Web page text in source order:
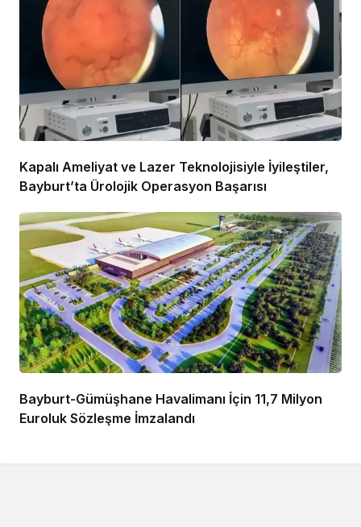
Kapalı Ameliyat ve Lazer Teknolojisiyle İyileştiler,
Bayburt’ta Ürolojik Operasyon Başarısı
Bayburt-Gümüşhane Havalimanı İçin 11,7 Milyon
Euroluk Sözleşme İmzalandı